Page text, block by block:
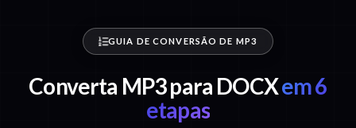
GUIA DE CONVERSÃO DE MP3
Converta MP3 para DOCXem 6
etapas